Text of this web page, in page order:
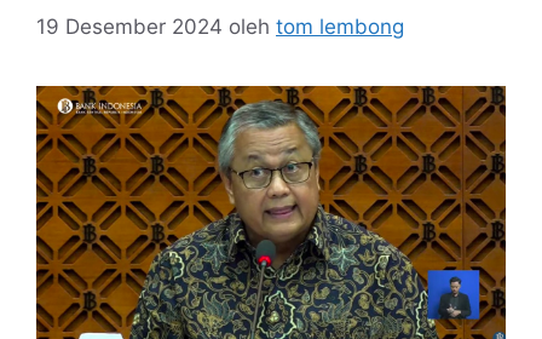
19 Desember 2024 oleh tom lembong